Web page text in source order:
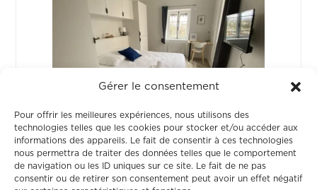
Gérer le consentement
Pour offrir les meilleures expériences, nous utilisons des
technologies telles que les cookies pour stocker et/ou accéder aux
informations des appareils. Le fait de consentir à ces technologies
nous permettra de traiter des données telles que le comportement
de navigation ou les ID uniques sur ce site. Le fait de ne pas
consentir ou de retirer son consentement peut avoir un effet négatif
Chambre 6
OCCUPÉ